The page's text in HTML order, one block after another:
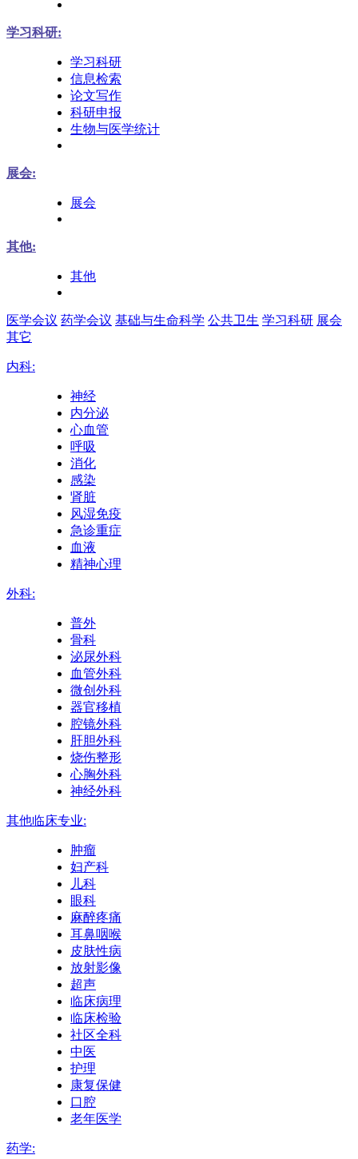
学习科研:
学习科研
信息检索
论文写作
科研申报
生物与医学统计
展会:
展会
其他:
其他
医学会议 药学会议 基础与生命科学 公共卫生 学习科研 展会
其它
内科:
神经
内分泌
心血管
呼吸
消化
感染
肾脏
风湿免疫
急诊重症
血液
精神心理
外科:
普外
骨科
泌尿外科
血管外科
微创外科
器官移植
腔镜外科
肝胆外科
烧伤整形
心胸外科
神经外科
其他临床专业:
肿瘤
妇产科
儿科
眼科
麻醉疼痛
耳鼻咽喉
皮肤性病
放射影像
超声
临床病理
临床检验
社区全科
中医
护理
康复保健
口腔
老年医学
药学: